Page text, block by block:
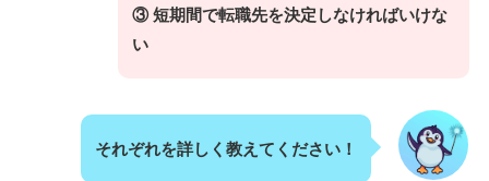
③ 短期間で転職先を決定しなければいけな
い
それぞれを詳しく教えてください！